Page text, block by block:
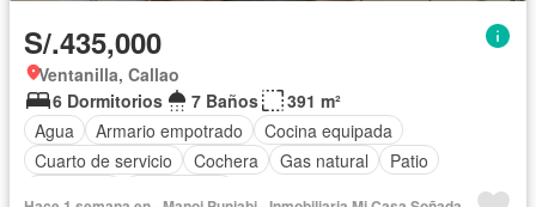
S/.435,000
Ventanilla, Callao
6 Dormitorios
7 Baños
391 m²
Agua
Armario empotrado
Cocina equipada
Cuarto de servicio
Cochera Gas natural
Patio